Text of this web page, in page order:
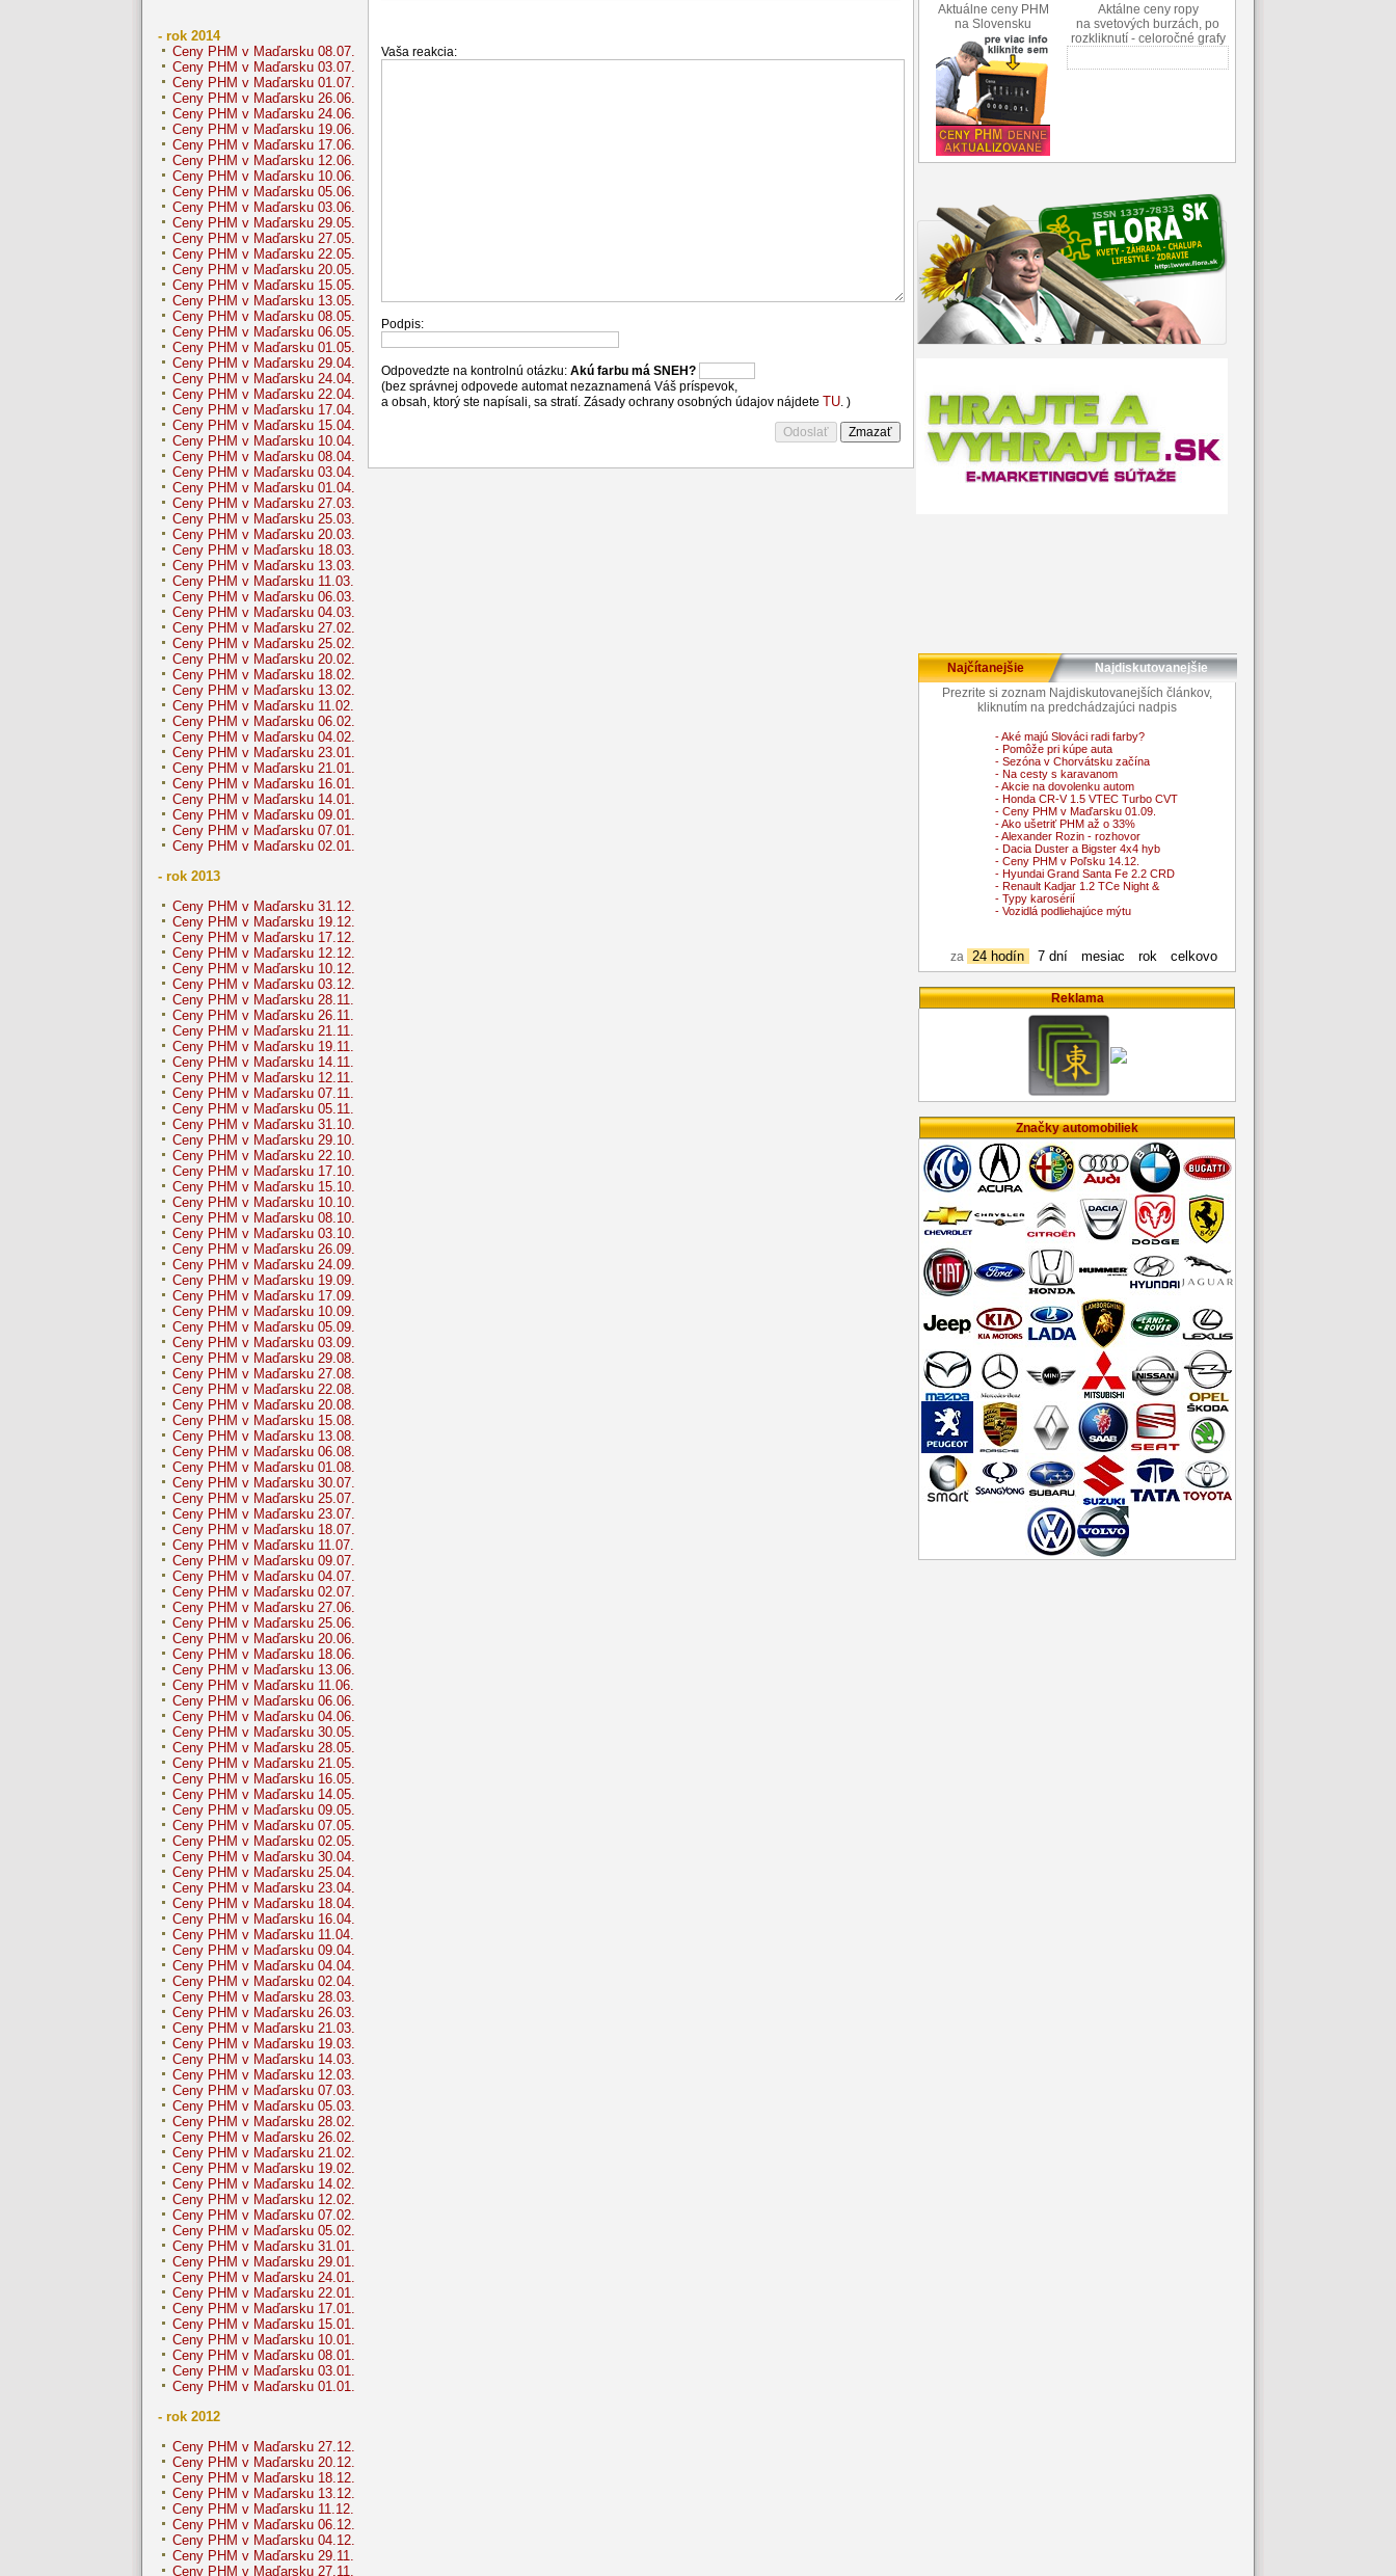
- rok 2014
Ceny PHM v Maďarsku 08.07.
Ceny PHM v Maďarsku 03.07.
Ceny PHM v Maďarsku 01.07.
Ceny PHM v Maďarsku 26.06.
Ceny PHM v Maďarsku 24.06.
Ceny PHM v Maďarsku 19.06.
Ceny PHM v Maďarsku 17.06.
Ceny PHM v Maďarsku 12.06.
Ceny PHM v Maďarsku 10.06.
Ceny PHM v Maďarsku 05.06.
Ceny PHM v Maďarsku 03.06.
Ceny PHM v Maďarsku 29.05.
Ceny PHM v Maďarsku 27.05.
Ceny PHM v Maďarsku 22.05.
Ceny PHM v Maďarsku 20.05.
Ceny PHM v Maďarsku 15.05.
Ceny PHM v Maďarsku 13.05.
Ceny PHM v Maďarsku 08.05.
Ceny PHM v Maďarsku 06.05.
Ceny PHM v Maďarsku 01.05.
Ceny PHM v Maďarsku 29.04.
Ceny PHM v Maďarsku 24.04.
Ceny PHM v Maďarsku 22.04.
Ceny PHM v Maďarsku 17.04.
Ceny PHM v Maďarsku 15.04.
Ceny PHM v Maďarsku 10.04.
Ceny PHM v Maďarsku 08.04.
Ceny PHM v Maďarsku 03.04.
Ceny PHM v Maďarsku 01.04.
Ceny PHM v Maďarsku 27.03.
Ceny PHM v Maďarsku 25.03.
Ceny PHM v Maďarsku 20.03.
Ceny PHM v Maďarsku 18.03.
Ceny PHM v Maďarsku 13.03.
Ceny PHM v Maďarsku 11.03.
Ceny PHM v Maďarsku 06.03.
Ceny PHM v Maďarsku 04.03.
Ceny PHM v Maďarsku 27.02.
Ceny PHM v Maďarsku 25.02.
Ceny PHM v Maďarsku 20.02.
Ceny PHM v Maďarsku 18.02.
Ceny PHM v Maďarsku 13.02.
Ceny PHM v Maďarsku 11.02.
Ceny PHM v Maďarsku 06.02.
Ceny PHM v Maďarsku 04.02.
Ceny PHM v Maďarsku 23.01.
Ceny PHM v Maďarsku 21.01.
Ceny PHM v Maďarsku 16.01.
Ceny PHM v Maďarsku 14.01.
Ceny PHM v Maďarsku 09.01.
Ceny PHM v Maďarsku 07.01.
Ceny PHM v Maďarsku 02.01.
- rok 2013
Ceny PHM v Maďarsku 31.12.
Ceny PHM v Maďarsku 19.12.
Ceny PHM v Maďarsku 17.12.
Ceny PHM v Maďarsku 12.12.
Ceny PHM v Maďarsku 10.12.
Ceny PHM v Maďarsku 03.12.
Ceny PHM v Maďarsku 28.11.
Ceny PHM v Maďarsku 26.11.
Ceny PHM v Maďarsku 21.11.
Ceny PHM v Maďarsku 19.11.
Ceny PHM v Maďarsku 14.11.
Ceny PHM v Maďarsku 12.11.
Ceny PHM v Maďarsku 07.11.
Ceny PHM v Maďarsku 05.11.
Ceny PHM v Maďarsku 31.10.
Ceny PHM v Maďarsku 29.10.
Ceny PHM v Maďarsku 22.10.
Ceny PHM v Maďarsku 17.10.
Ceny PHM v Maďarsku 15.10.
Ceny PHM v Maďarsku 10.10.
Ceny PHM v Maďarsku 08.10.
Ceny PHM v Maďarsku 03.10.
Ceny PHM v Maďarsku 26.09.
Ceny PHM v Maďarsku 24.09.
Ceny PHM v Maďarsku 19.09.
Ceny PHM v Maďarsku 17.09.
Ceny PHM v Maďarsku 10.09.
Ceny PHM v Maďarsku 05.09.
Ceny PHM v Maďarsku 03.09.
Ceny PHM v Maďarsku 29.08.
Ceny PHM v Maďarsku 27.08.
Ceny PHM v Maďarsku 22.08.
Ceny PHM v Maďarsku 20.08.
Ceny PHM v Maďarsku 15.08.
Ceny PHM v Maďarsku 13.08.
Ceny PHM v Maďarsku 06.08.
Ceny PHM v Maďarsku 01.08.
Ceny PHM v Maďarsku 30.07.
Ceny PHM v Maďarsku 25.07.
Ceny PHM v Maďarsku 23.07.
Ceny PHM v Maďarsku 18.07.
Ceny PHM v Maďarsku 11.07.
Ceny PHM v Maďarsku 09.07.
Ceny PHM v Maďarsku 04.07.
Ceny PHM v Maďarsku 02.07.
Ceny PHM v Maďarsku 27.06.
Ceny PHM v Maďarsku 25.06.
Ceny PHM v Maďarsku 20.06.
Ceny PHM v Maďarsku 18.06.
Ceny PHM v Maďarsku 13.06.
Ceny PHM v Maďarsku 11.06.
Ceny PHM v Maďarsku 06.06.
Ceny PHM v Maďarsku 04.06.
Ceny PHM v Maďarsku 30.05.
Ceny PHM v Maďarsku 28.05.
Ceny PHM v Maďarsku 21.05.
Ceny PHM v Maďarsku 16.05.
Ceny PHM v Maďarsku 14.05.
Ceny PHM v Maďarsku 09.05.
Ceny PHM v Maďarsku 07.05.
Ceny PHM v Maďarsku 02.05.
Ceny PHM v Maďarsku 30.04.
Ceny PHM v Maďarsku 25.04.
Ceny PHM v Maďarsku 23.04.
Ceny PHM v Maďarsku 18.04.
Ceny PHM v Maďarsku 16.04.
Ceny PHM v Maďarsku 11.04.
Ceny PHM v Maďarsku 09.04.
Ceny PHM v Maďarsku 04.04.
Ceny PHM v Maďarsku 02.04.
Ceny PHM v Maďarsku 28.03.
Ceny PHM v Maďarsku 26.03.
Ceny PHM v Maďarsku 21.03.
Ceny PHM v Maďarsku 19.03.
Ceny PHM v Maďarsku 14.03.
Ceny PHM v Maďarsku 12.03.
Ceny PHM v Maďarsku 07.03.
Ceny PHM v Maďarsku 05.03.
Ceny PHM v Maďarsku 28.02.
Ceny PHM v Maďarsku 26.02.
Ceny PHM v Maďarsku 21.02.
Ceny PHM v Maďarsku 19.02.
Ceny PHM v Maďarsku 14.02.
Ceny PHM v Maďarsku 12.02.
Ceny PHM v Maďarsku 07.02.
Ceny PHM v Maďarsku 05.02.
Ceny PHM v Maďarsku 31.01.
Ceny PHM v Maďarsku 29.01.
Ceny PHM v Maďarsku 24.01.
Ceny PHM v Maďarsku 22.01.
Ceny PHM v Maďarsku 17.01.
Ceny PHM v Maďarsku 15.01.
Ceny PHM v Maďarsku 10.01.
Ceny PHM v Maďarsku 08.01.
Ceny PHM v Maďarsku 03.01.
Ceny PHM v Maďarsku 01.01.
- rok 2012
Ceny PHM v Maďarsku 27.12.
Ceny PHM v Maďarsku 20.12.
Ceny PHM v Maďarsku 18.12.
Ceny PHM v Maďarsku 13.12.
Ceny PHM v Maďarsku 11.12.
Ceny PHM v Maďarsku 06.12.
Ceny PHM v Maďarsku 04.12.
Ceny PHM v Maďarsku 29.11.
Ceny PHM v Maďarsku 27.11.
Vaša reakcia:
Podpis:
Odpovedzte na kontrolnú otázku: Akú farbu má SNEH?
(bez správnej odpovede automat nezaznamená Váš príspevok,
a obsah, ktorý ste napísali, sa stratí. Zásady ochrany osobných údajov nájdete TU. )
Aktuálne ceny PHM
na Slovensku
Aktálne ceny ropy
na svetových burzách, po
rozkliknutí - celoročné grafy
Najčítanejšie
Najdiskutovanejšie
Prezrite si zoznam Najdiskutovanejších článkov,
kliknutím na predchádzajúci nadpis
- Aké majú Slováci radi farby?
- Pomôže pri kúpe auta
- Sezóna v Chorvátsku začína
- Na cesty s karavanom
- Akcie na dovolenku autom
- Honda CR-V 1.5 VTEC Turbo CVT
- Ceny PHM v Maďarsku 01.09.
- Ako ušetriť PHM až o 33%
- Alexander Rozin - rozhovor
- Dacia Duster a Bigster 4x4 hyb
- Ceny PHM v Poľsku 14.12.
- Hyundai Grand Santa Fe 2.2 CRD
- Renault Kadjar 1.2 TCe Night &
- Typy karosérií
- Vozidlá podliehajúce mýtu
za 24 hodín 7 dní mesiac rok celkovo
Reklama
Značky automobiliek